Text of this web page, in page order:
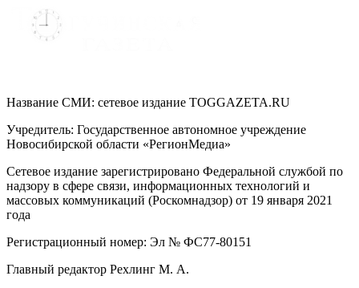
Название СМИ: cетевое издание TOGGAZETA.RU
Учредитель: Государственное автономное учреждение
Новосибирской области «РегионМедиа»
Сетевое издание зарегистрировано Федеральной службой по
надзору в сфере связи, информационных технологий и
массовых коммуникаций (Роскомнадзор) от 19 января 2021
года
Регистрационный номер: Эл № ФС77-80151
Главный редактор Рехлинг М. А.